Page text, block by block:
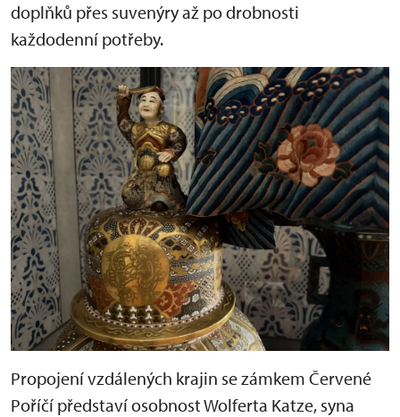
doplňků přes suvenýry až po drobnosti
každodenní potřeby.
Propojení vzdálených krajin se zámkem Červené
Poříčí představí osobnost Wolferta Katze, syna